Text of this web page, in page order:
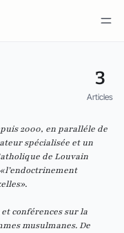
3
Articles
2000, en paralléle de
spécialisée et un
de Louvain
conférences sur la
musulmanes. De